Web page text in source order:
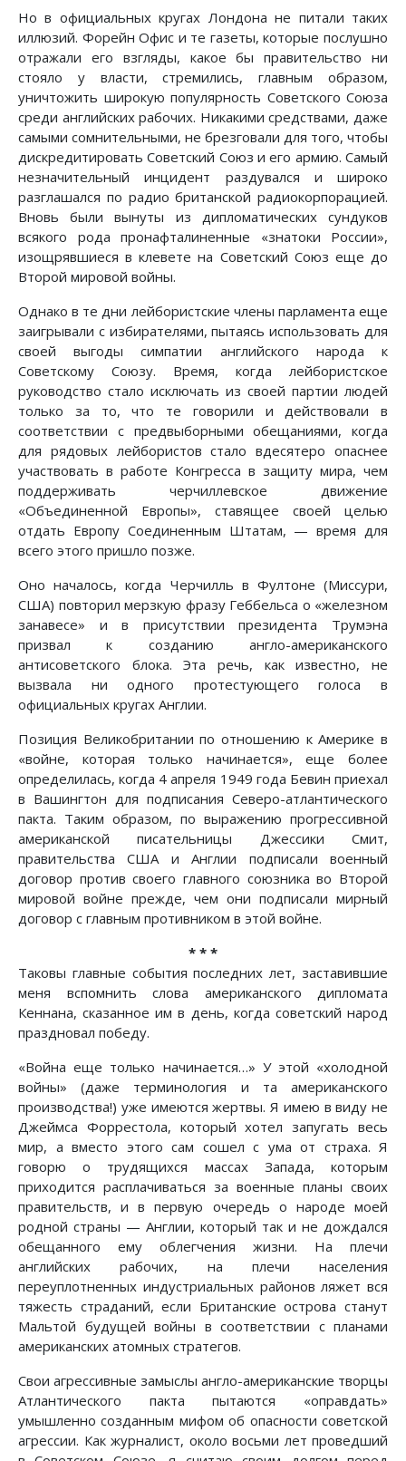
Но в официальных кругах Лондона не питали таких
иллюзий. Форейн Офис и те газеты, которые послушно
отражали его взгляды, какое бы правительство ни
стояло у власти, стремились, главным образом,
уничтожить широкую популярность Советского Союза
среди английских рабочих. Никакими средствами, даже
самыми сомнительными, не брезговали для того, чтобы
дискредитировать Советский Союз и его армию. Самый
незначительный инцидент раздувался и широко
разглашался по радио британской радиокорпорацией.
Вновь были вынуты из дипломатических сундуков
всякого рода пронафталиненные «знатоки России»,
изощрявшиеся в клевете на Советский Союз еще до
Второй мировой войны.
Однако в те дни лейбористские члены парламента еще
заигрывали с избирателями, пытаясь использовать для
своей выгоды симпатии английского народа к
Советскому Союзу. Время, когда лейбористское
руководство стало исключать из своей партии людей
только за то, что те говорили и действовали в
соответствии с предвыборными обещаниями, когда
для рядовых лейбористов стало вдесятеро опаснее
участвовать в работе Конгресса в защиту мира, чем
поддерживать черчиллевское движение
«Объединенной Европы», ставящее своей целью
отдать Европу Соединенным Штатам, — время для
всего этого пришло позже.
Оно началось, когда Черчилль в Фултоне (Миссури,
США) повторил мерзкую фразу Геббельса о «железном
занавесе» и в присутствии президента Трумэна
призвал к созданию англо-американского
антисоветского блока. Эта речь, как известно, не
вызвала ни одного протестующего голоса в
официальных кругах Англии.
Позиция Великобритании по отношению к Америке в
«войне, которая только начинается», еще более
определилась, когда 4 апреля 1949 года Бевин приехал
в Вашингтон для подписания Северо-атлантического
пакта. Таким образом, по выражению прогрессивной
американской писательницы Джессики Смит,
правительства США и Англии подписали военный
договор против своего главного союзника во Второй
мировой войне прежде, чем они подписали мирный
договор с главным противником в этой войне.
* * *
Таковы главные события последних лет, заставившие
меня вспомнить слова американского дипломата
Кеннана, сказанное им в день, когда советский народ
праздновал победу.
«Война еще только начинается…» У этой «холодной
войны» (даже терминология и та американского
производства!) уже имеются жертвы. Я имею в виду не
Джеймса Форрестола, который хотел запугать весь
мир, а вместо этого сам сошел с ума от страха. Я
говорю о трудящихся массах Запада, которым
приходится расплачиваться за военные планы своих
правительств, и в первую очередь о народе моей
родной страны — Англии, который так и не дождался
обещанного ему облегчения жизни. На плечи
английских рабочих, на плечи населения
переуплотненных индустриальных районов ляжет вся
тяжесть страданий, если Британские острова станут
Мальтой будущей войны в соответствии с планами
американских атомных стратегов.
Свои агрессивные замыслы англо-американские творцы
Атлантического пакта пытаются «оправдать»
умышленно созданным мифом об опасности советской
агрессии. Как журналист, около восьми лет проведший